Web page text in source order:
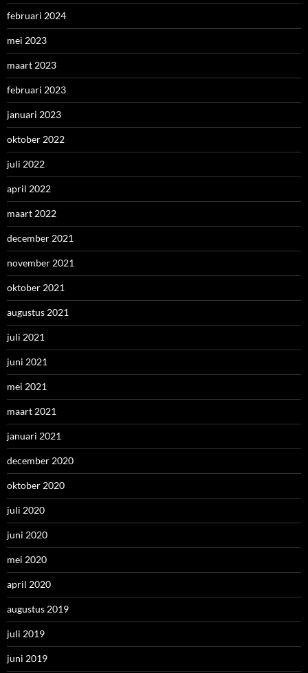
februari 2024
mei 2023
maart 2023
februari 2023
januari 2023
oktober 2022
juli 2022
april 2022
maart 2022
december 2021
november 2021
oktober 2021
augustus 2021
juli 2021
juni 2021
mei 2021
maart 2021
januari 2021
december 2020
oktober 2020
juli 2020
juni 2020
mei 2020
april 2020
augustus 2019
juli 2019
juni 2019